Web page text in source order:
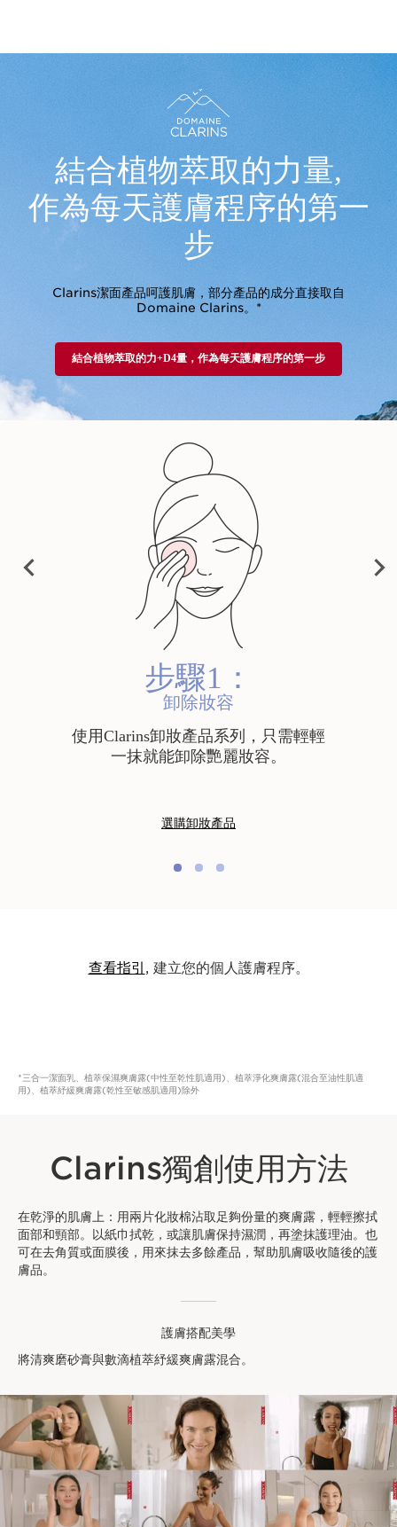
結合植物萃取的力量,
作為每天護膚程序的第一
步
Clarins潔面產品呵護肌膚，部分產品的成分直接取自
Domaine Clarins。*
結合植物萃取的力+D4量，作為每天護膚程序的第一步
PRE
VIO
步驟1：
卸除妝容
使用Clarins卸妝產品系列，只需輕輕
一抹就能卸除艷麗妝容。
選購卸妝產品
NEX
T
查看指引 , 建立您的個人護膚程序。
HK$280.00
Cleansing Micellar
Water
Shop now
HK$330.00
*三合一潔面乳、植萃保濕爽膚露(中性至乾性肌適用)、植萃淨化爽膚露(混合至油性肌適
用)、植萃紓緩爽膚露(乾性至敏感肌適用)除外
Clarins獨創使用方法
在乾淨的肌膚上：用兩片化妝棉沾取足夠份量的爽膚露，輕輕擦拭
面部和頸部。以紙巾拭乾，或讓肌膚保持濕潤，再塗抹護理油。也
可在去角質或面膜後，用來抹去多餘產品，幫助肌膚吸收隨後的護
膚品。
護膚搭配美學
將清爽磨砂膏與數滴植萃紓緩爽膚露混合。